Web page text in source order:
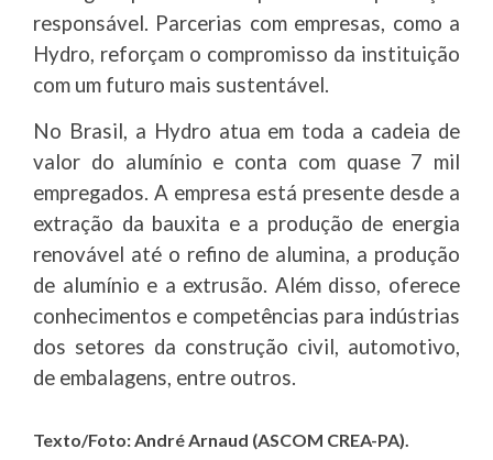
responsável. Parcerias com empresas, como a
Hydro, reforçam o compromisso da instituição
com um futuro mais sustentável.
No Brasil, a Hydro atua em toda a cadeia de
valor do alumínio e conta com quase 7 mil
empregados. A empresa está presente desde a
extração da bauxita e a produção de energia
renovável até o refino de alumina, a produção
de alumínio e a extrusão. Além disso, oferece
conhecimentos e competências para indústrias
dos setores da construção civil, automotivo,
de embalagens, entre outros.
Texto/Foto: André Arnaud (ASCOM CREA-PA).